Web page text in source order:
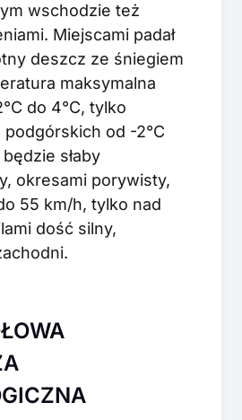
wschodzie też
Miejscami padał
deszcz ze śniegiem
maksymalna
do 4°C, tylko
podgórskich od -2°C
słaby
okresami porywisty,
55 km/h, tylko nad
dość silny,